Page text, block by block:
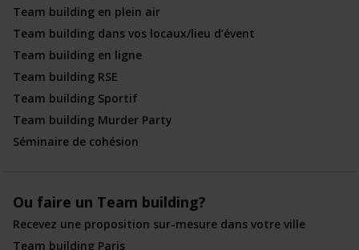
Team building en plein air
Team building dans vos locaux/lieu d’évent
Team building en ligne
Team building RSE
Team building Sportif
Team building Murder Party
Séminaire de cohésion
Ou faire un Team building?
Recevez une proposition sur-mesure dans votre ville
Team building Paris